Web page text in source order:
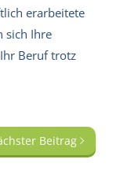
erarbeitete
sich Ihre
Beruf trotz
Beitrag